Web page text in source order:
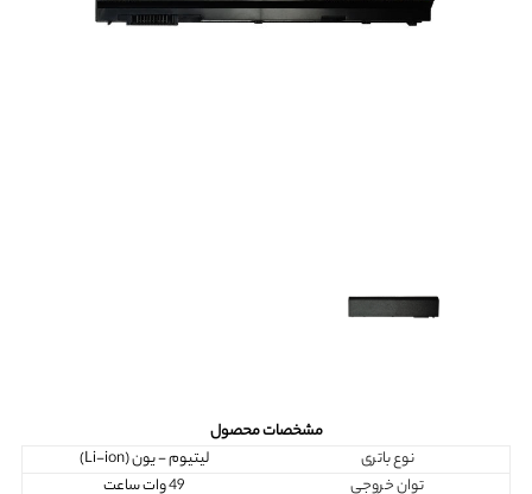
مشخصات محصول
نوع باتری
لیتیوم - یون (Li-ion)
توان خروجی
49 وات ساعت